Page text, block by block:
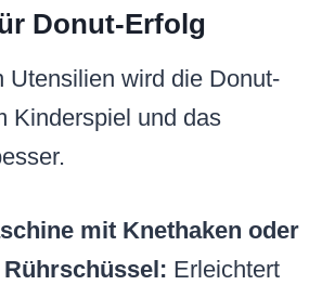
Donut-Erfolg
Utensilien wird die Donut-
Kinderspiel und das
mit Knethaken oder
Erleichtert